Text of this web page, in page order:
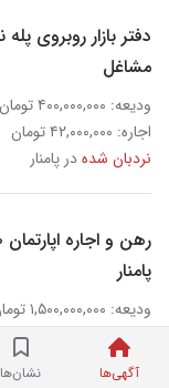
آگهی‌ها نشان‌ها
دفتر بازار روبروی
مشاغل
ودیعه: ۴۰۰,۰۰۰,۰۰۰ تومان
اجاره: ۴۲,۰۰۰,۰۰۰ تومان
نردبان شدهدر پامنار
پامنار
ودیعه: ۱,۵۰۰,۰۰۰,۰۰۰ تومان
اجاره: ۳۰,۰۰۰,۰۰۰ تومان